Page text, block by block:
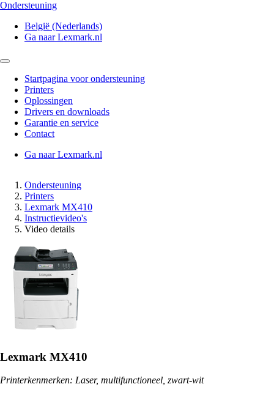
Ondersteuning
België (Nederlands)
Ga naar Lexmark.nl
Startpagina voor ondersteuning
Printers
Oplossingen
Drivers en downloads
Garantie en service
Contact
Ga naar Lexmark.nl
Ondersteuning
Printers
Lexmark MX410
Instructievideo's
Video details
Lexmark MX410
Printerkenmerken: Laser, multifunctioneel, zwart-wit